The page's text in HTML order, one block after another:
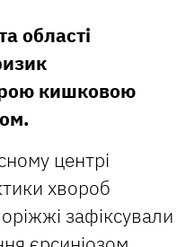
області
кишковою
центрі
хвороб
зафіксували